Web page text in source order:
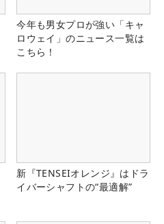
今年も男女プロが強い「キャ
ロウェイ」のニュース一覧は
こちら！
新『TENSEIオレンジ』はドラ
イバーシャフトの“最適解”